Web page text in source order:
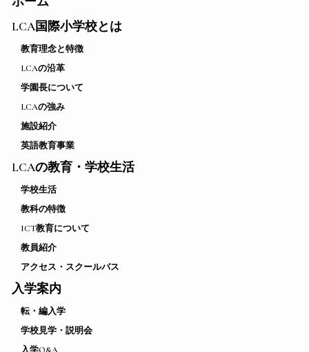
LCA国際小学校とは
教育理念と特徴
LCAの沿革
学園長について
LCAの強み
施設紹介
英語教育事業
LCAの教育・学校生活
学校生活
教科の特徴
ICT教育について
教員紹介
アクセス・スクールバス
入学案内
転・編入学
学校見学・説明会